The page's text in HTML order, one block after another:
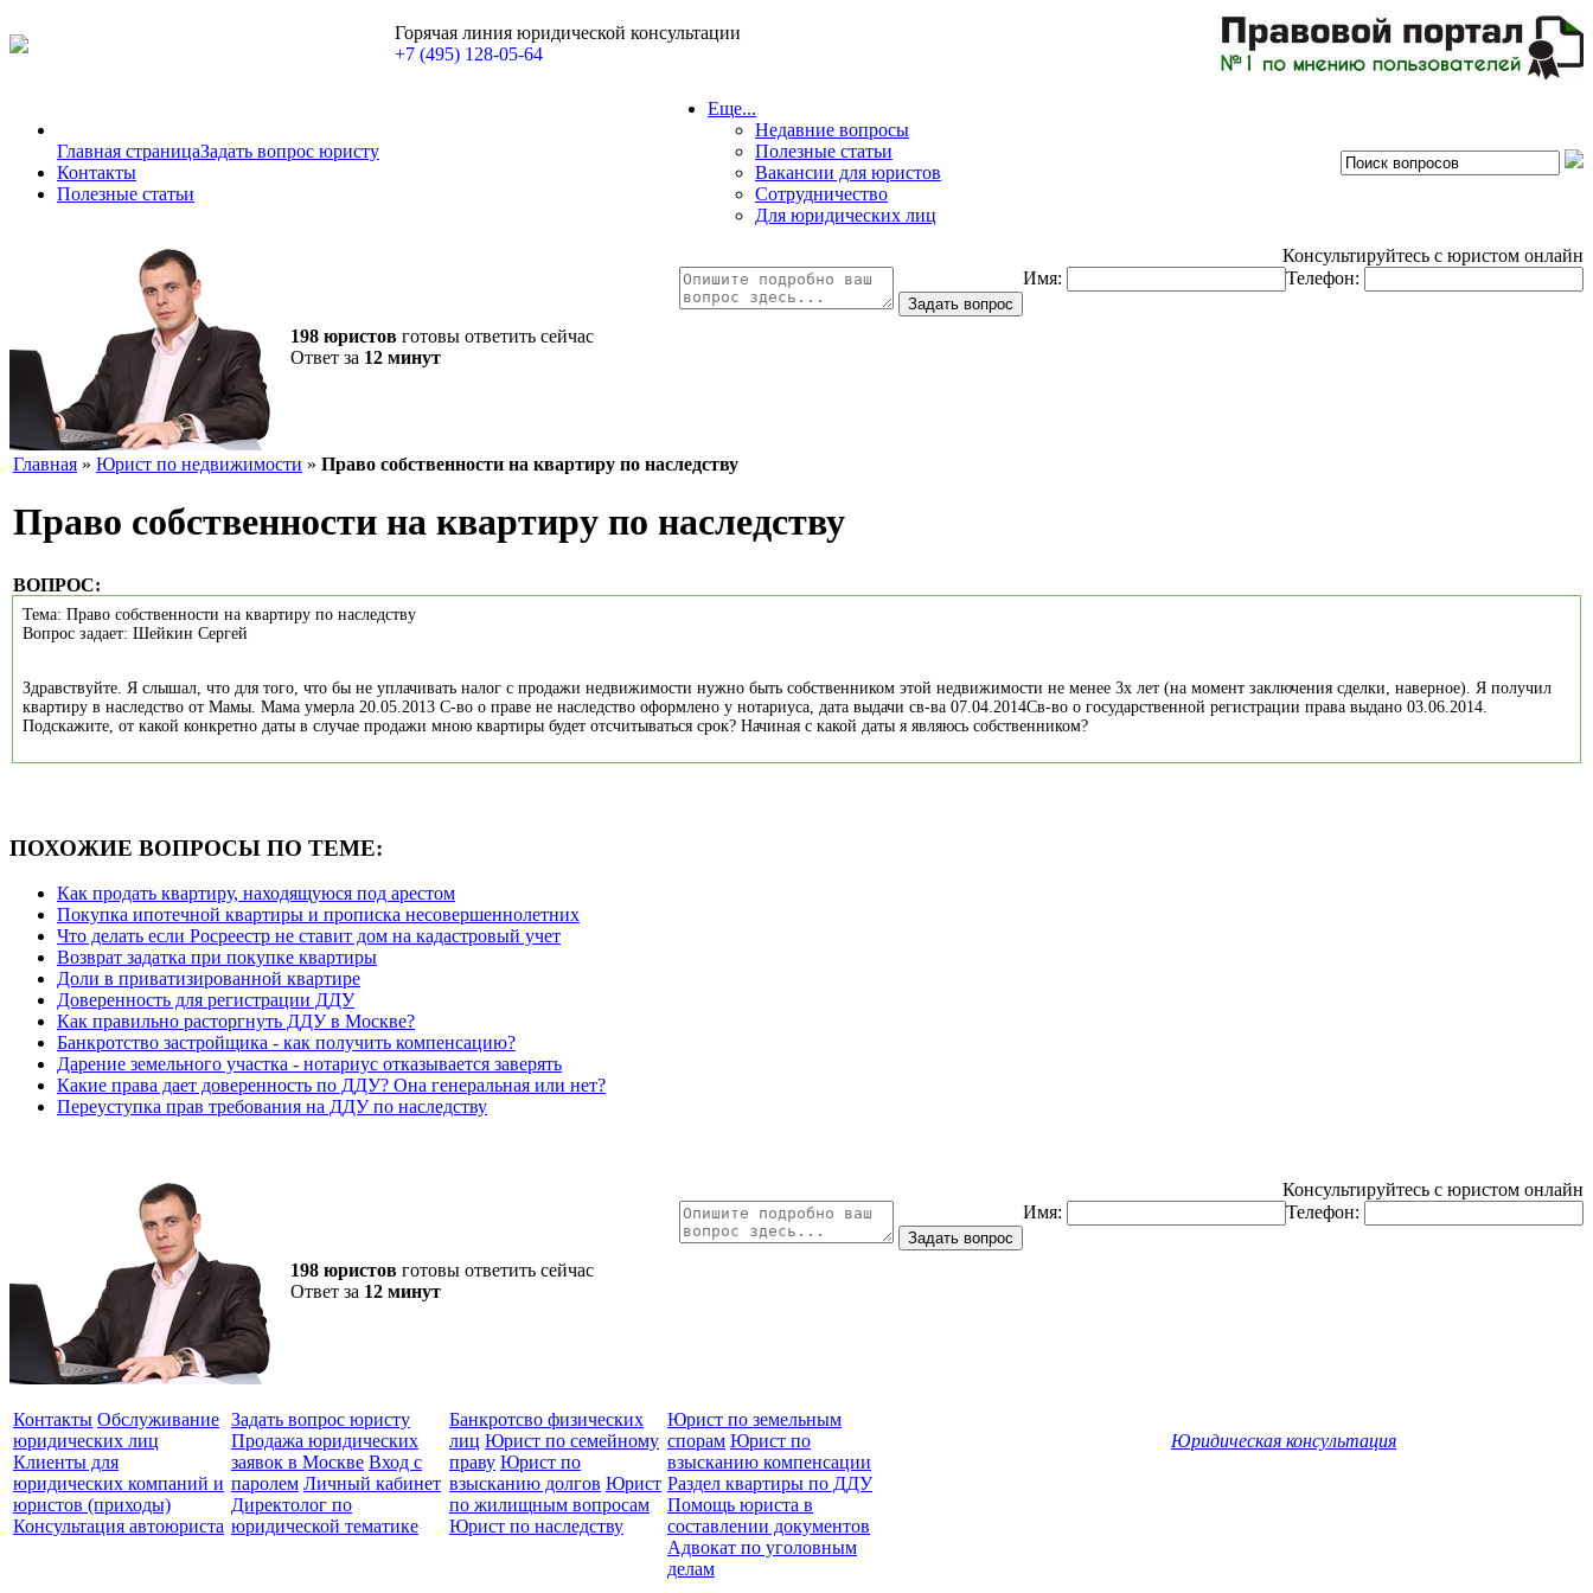
Горячая линия юридической консультации
+7 (495) 128-05-64
Главная страницаЗадать вопрос юристу
Контакты
Полезные статьи
Еще...
Недавние вопросы
Полезные статьи
Вакансии для юристов
Сотрудничество
Для юридических лиц
198 юристов готовы ответить сейчас
Ответ за 12 минут
Консультируйтесь с юристом онлайн
Имя:
Телефон:
Главная » Юрист по недвижимости » Право собственности на квартиру по наследству
Право собственности на квартиру по наследству
ВОПРОС:
Тема: Право собственности на квартиру по наследству
Вопрос задает: Шейкин Сергей
Здравствуйте. Я слышал, что для того, что бы не уплачивать налог с продажи недвижимости нужно быть собственником этой недвижимости не менее 3х лет (на момент заключения сделки, наверное). Я получил
квартиру в наследство от Мамы. Мама умерла 20.05.2013 С-во о праве не наследство оформлено у нотариуса, дата выдачи св-ва 07.04.2014Св-во о государственной регистрации права выдано 03.06.2014.
Подскажите, от какой конкретно даты в случае продажи мною квартиры будет отсчитываться срок? Начиная с какой даты я являюсь собственником?
ПОХОЖИЕ ВОПРОСЫ ПО ТЕМЕ:
Как продать квартиру, находящуюся под арестом
Покупка ипотечной квартиры и прописка несовершеннолетних
Что делать если Росреестр не ставит дом на кадастровый учет
Возврат задатка при покупке квартиры
Доли в приватизированной квартире
Доверенность для регистрации ДДУ
Как правильно расторгнуть ДДУ в Москве?
Банкротство застройщика - как получить компенсацию?
Дарение земельного участка - нотариус отказывается заверять
Какие права дает доверенность по ДДУ? Она генеральная или нет?
Переуступка прав требования на ДДУ по наследству
198 юристов готовы ответить сейчас
Ответ за 12 минут
Консультируйтесь с юристом онлайн
Имя:
Телефон:
Контакты Обслуживание
юридических лиц
Клиенты для
юридических компаний и
юристов (приходы)
Консультация автоюриста
Задать вопрос юристу
Продажа юридических
заявок в Москве Вход с
паролем Личный кабинет
Директолог по
юридической тематике
Банкротсво физических
лиц Юрист по семейному
праву Юрист по
взысканию долгов Юрист
по жилищным вопросам
Юрист по наследству
Юрист по земельным
спорам Юрист по
взысканию компенсации
Раздел квартиры по ДДУ
Помощь юриста в
составлении документов
Адвокат по уголовным
делам
Юридическая консультация